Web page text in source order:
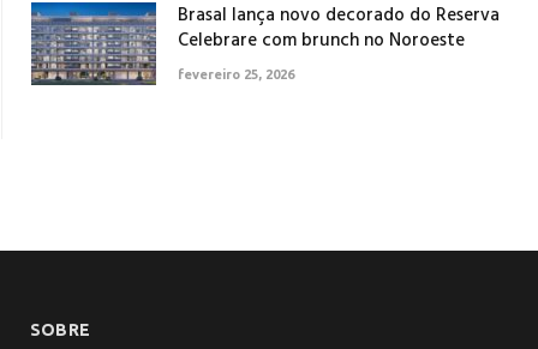
Brasal lança novo decorado do Reserva
Celebrare com brunch no Noroeste
fevereiro 25, 2026
SOBRE